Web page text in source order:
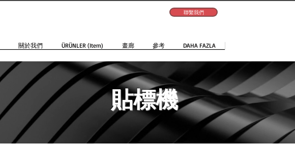
聯繫我們
關於我們 ÜRÜNLER (Item) 畫廊 參考 DAHA FAZLA
貼標機